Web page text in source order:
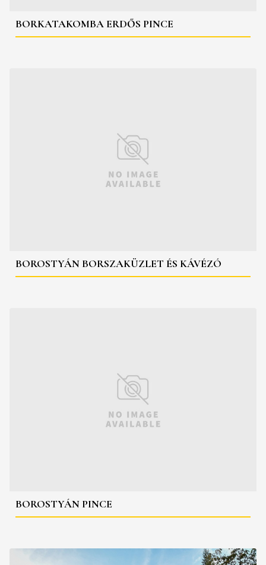
BORKATAKOMBA ERDŐS PINCE
BOROSTYÁN BORSZAKÜZLET ÉS KÁVÉZÓ
BOROSTYÁN PINCE